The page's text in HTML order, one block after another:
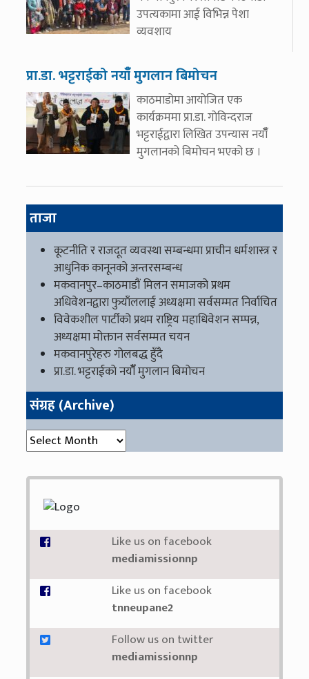
उपत्यकामा आई विभिन्न पेशा
व्यवशाय
प्रा.डा. भट्टराईको नयाँँ मुगलान बिमोचन
काठमाडोमा आयोजित एक
कार्यक्रममा प्रा.डा. गोविन्दराज
भट्टराईद्वारा लिखित उपन्यास नयाँँ
मुगलानको बिमोचन भएको छ ।
ताजा
कूटनीति र राजदूत व्यवस्था सम्बन्धमा प्राचीन धर्मशास्त्र र
आधुनिक कानूनको अन्तरसम्बन्ध
मकवानपुर–काठमाडौं मिलन समाजको प्रथम
अधिवेशनद्वारा फुयाँललाई अध्यक्षमा सर्वसम्मत निर्वाचित
विवेकशील पार्टीको प्रथम राष्ट्रिय महाधिवेशन सम्पन्न,
अध्यक्षमा मोक्तान सर्वसम्मत चयन
मकवानपुरेहरु गोलबद्ध हुँदै
प्रा.डा. भट्टराईको नयाँँ मुगलान बिमोचन
संग्रह (Archive)
संग्रह (Archive)
Like us on facebook
mediamissionnp
Like us on facebook
tnneupane2
Follow us on twitter
mediamissionnp